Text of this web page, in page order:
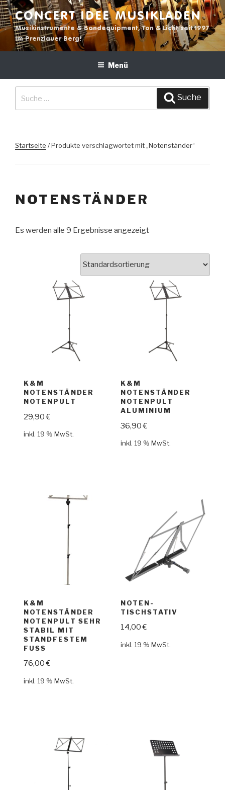
Zum
Inhalt
springen
CONCERT IDEE MUSIKLADEN
Musikinstrumente & Bandequipment, Ton & Licht seit 1997
im Prenzlauer Berg!
Menü
Suche
Startseite / Produkte verschlagwortet mit „Notenständer“
NOTENSTÄNDER
Es werden alle 9 Ergebnisse angezeigt
K&M
NOTENSTÄNDER
NOTENPULT
29,90€
inkl. 19 % MwSt.
K&M
NOTENSTÄNDER
NOTENPULT
ALUMINIUM
36,90€
inkl. 19 % MwSt.
K&M
NOTENSTÄNDER
NOTENPULT SEHR
STABIL MIT
STANDFESTEM
FUSS
76,00€
inkl. 19 % MwSt.
NOTEN-
TISCHSTATIV
14,00€
inkl. 19 % MwSt.